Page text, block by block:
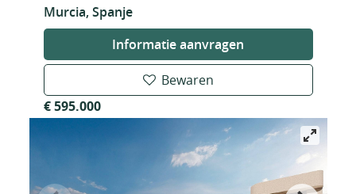
Murcia, Spanje
Informatie aanvragen
Bewaren
€ 595.000